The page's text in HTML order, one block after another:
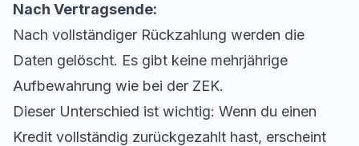
Nach Vertragsende:
Nach vollständiger Rückzahlung werden die
Daten gelöscht. Es gibt keine mehrjährige
Aufbewahrung wie bei der ZEK.
Dieser Unterschied ist wichtig: Wenn du einen
Kredit vollständig zurückgezahlt hast, erscheint